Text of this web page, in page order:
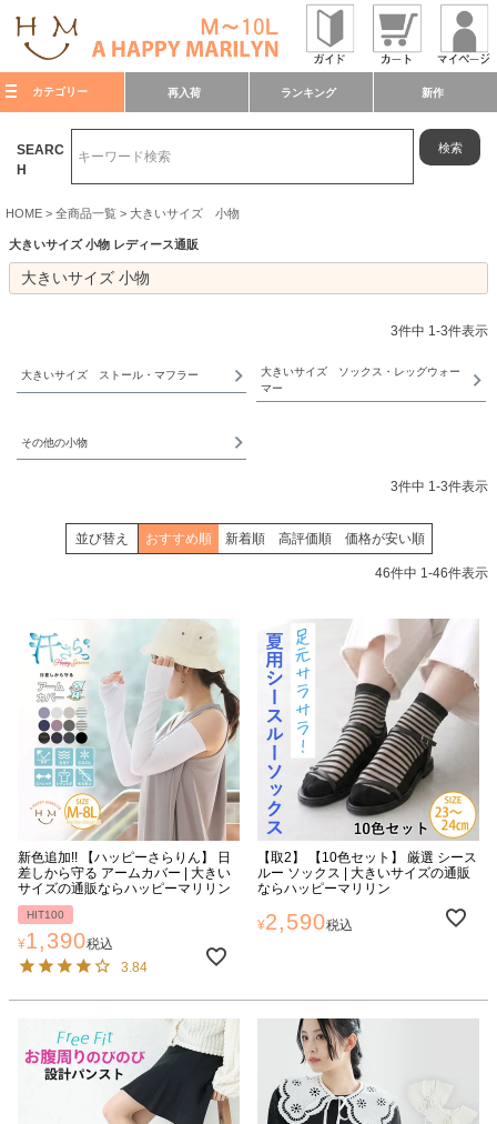
カテゴリー 再入荷 ランキング 新作
SEARC
H
検索
HOME 全商品一覧 大きいサイズ 小物
大きいサイズ 小物 レディース通販
大きいサイズ 小物
3件中 1-3件表示
大きいサイズ ストール・マフラー
大きいサイズ ソックス・レッグウォー
マー
その他の小物
3件中 1-3件表示
並び替え おすすめ順 新着順 高評価順 価格が安い順
46件中 1-46件表示
新色追加!! 【ハッピーさらりん】 日
差しから守る アームカバー | 大きい
サイズの通販ならハッピーマリリン
HIT100
¥1,390税込
3.84
【取2】 【10色セット】 厳選 シース
ルー ソックス | 大きいサイズの通販
ならハッピーマリリン
¥2,590税込